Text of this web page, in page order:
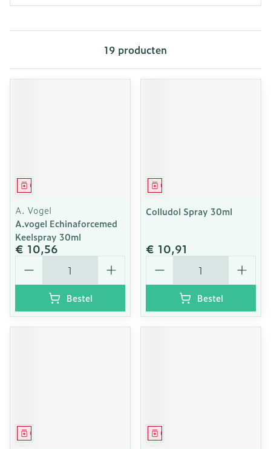
19 producten
Geneesmiddel
A. Vogel
A.vogel Echinaforcemed
Keelspray 30ml
€ 10,56
Aantal
Bestel
Geneesmiddel
Colludol Spray 30ml
€ 10,91
Aantal
Bestel
Geneesmiddel Geneesmiddel